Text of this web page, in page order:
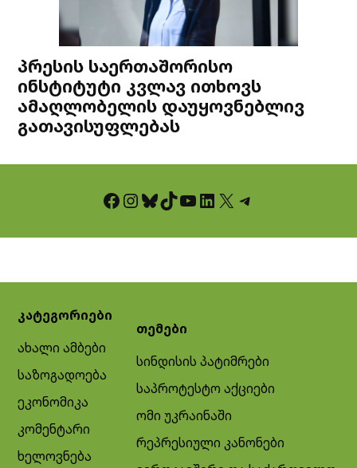
პრესის საერთაშორისო
ინსტიტუტი კვლავ ითხოვს
ამაღლობელის დაუყოვნებლივ
გათავისუფლებას
Facebook InstagramBluesky TikTok YouTube LinkedIn X Telegram
კატეგორიები
ახალი ამბები
საზოგადოება
ეკონომიკა
კომენტარი
ხელოვნება
თემები
სინდისის პატიმრები
საპროტესტო აქციები
ომი უკრაინაში
რეპრესიული კანონები